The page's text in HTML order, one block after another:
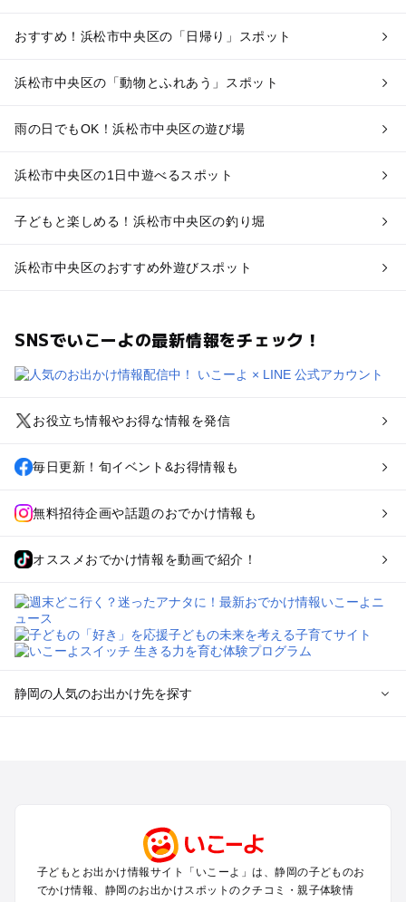
おすすめ！浜松市中央区の「日帰り」スポット
浜松市中央区の「動物とふれあう」スポット
雨の日でもOK！浜松市中央区の遊び場
浜松市中央区の1日中遊べるスポット
子どもと楽しめる！浜松市中央区の釣り堀
浜松市中央区のおすすめ外遊びスポット
SNSでいこーよの最新情報をチェック！
お役立ち情報やお得な情報を発信
毎日更新！旬イベント&お得情報も
無料招待企画や話題のおでかけ情報も
オススメおでかけ情報を動画で紹介！
静岡の人気のお出かけ先を探す
小田原・熱海・湯河原・真鶴のプールお出かけ
中伊豆・西伊豆・南伊豆のプールお出かけ
静岡・清水のプールお出かけ
子どもとお出かけ情報サイト「いこーよ」は、静岡の子どものお
でかけ情報、静岡のお出かけスポットのクチコミ・親子体験情